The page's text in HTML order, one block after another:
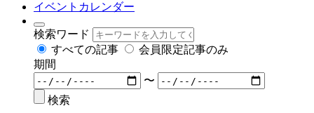
イベントカレンダー
検索ワード
すべての記事
会員限定記事のみ
期間
〜
検索